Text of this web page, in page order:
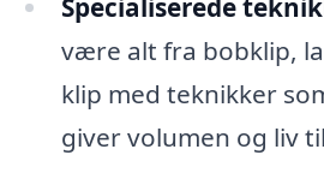
Specialiserede
være alt fra bobklip,
klip med teknikker
giver volumen og liv